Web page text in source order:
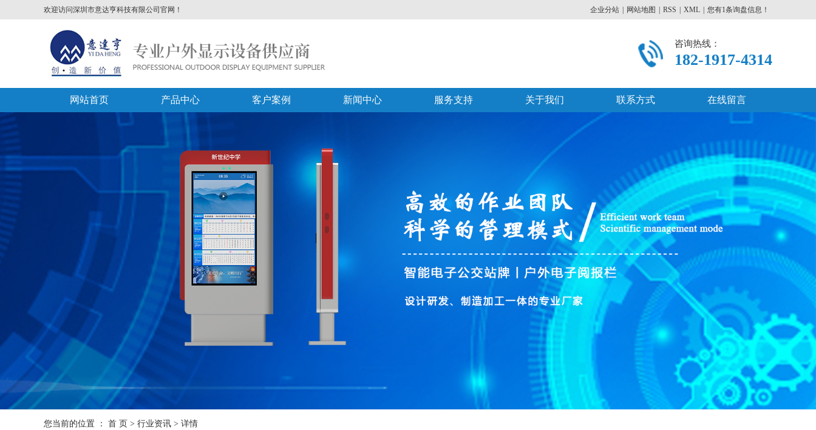
欢迎访问深圳市意达亨科技有限公司官网！ 企业分站 网站地图 RSS XML 您有1条询盘信息！
咨询热线：
182-1917-4314
网站首页 产品中心 客户案例 新闻中心 服务支持 关于我们 联系方式 在线留言
您当前的位置 ： 首 页 > 行业资讯 > 详情